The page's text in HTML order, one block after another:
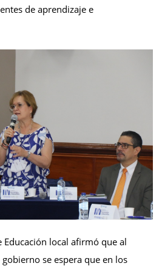
de aprendizaje e
Educación local afirmó que al
se espera que en los